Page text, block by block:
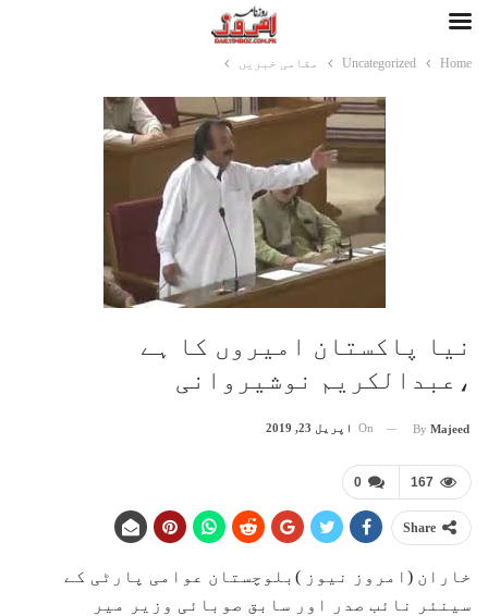
Home
Uncategorized مقامی خبریں
نیا پاکستان امیروں کا ہے
،عبدالکریم نوشیروانی
By Majeed
On اپریل 23, 2019
0 167
Share
خاران (امروز نیوز )بلوچستان عوامی پارٹی کے
سینئر نائب صدر اور سابق صوبائی وزیر میر